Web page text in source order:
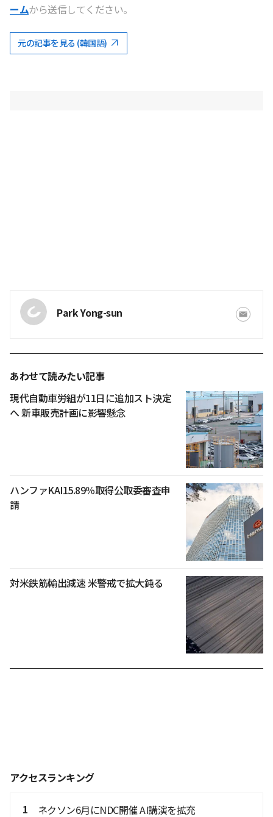
ームから送信してください。
元の記事を見る (韓国語)
Park Yong-sun
あわせて読みたい記事
現代自動車労組が11日に追加スト決定
へ 新車販売計画に影響懸念
ハンファKAI15.89％取得公取委審査申
請
対米鉄筋輸出減速 米警戒で拡大鈍る
アクセスランキング
1 ネクソン6月にNDC開催 AI講演を拡充